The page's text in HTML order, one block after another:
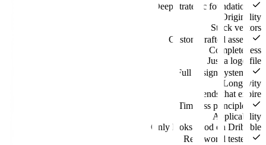
Deep strategic foundation
Originality
Stock vectors
Custom crafted assets
Completeness
Just a logo file
Full design systems
Longevity
Trends that expire
Timeless principles
Applicability
Only looks good on Dribbble
Real-world tested